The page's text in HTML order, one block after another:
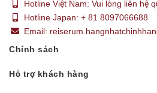
Hotline Việt Nam: Vui lòng liên hệ
Hotline Japan: + 81 8097066688
Email:
Chính sách
Hỗ trợ khách hàng